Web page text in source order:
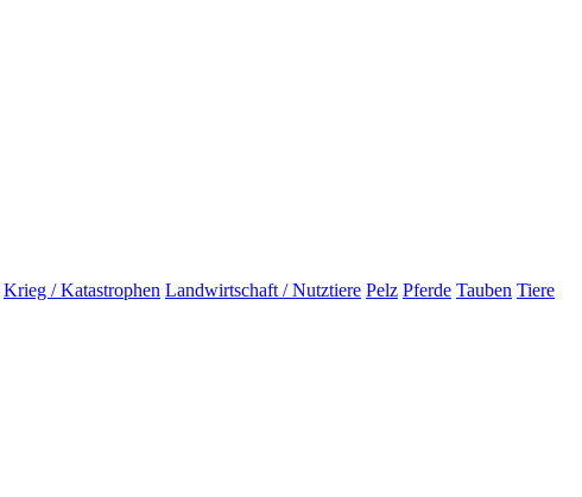
Krieg / Katastrophen Landwirtschaft / Nutztiere Pelz Pferde Tauben Tiere